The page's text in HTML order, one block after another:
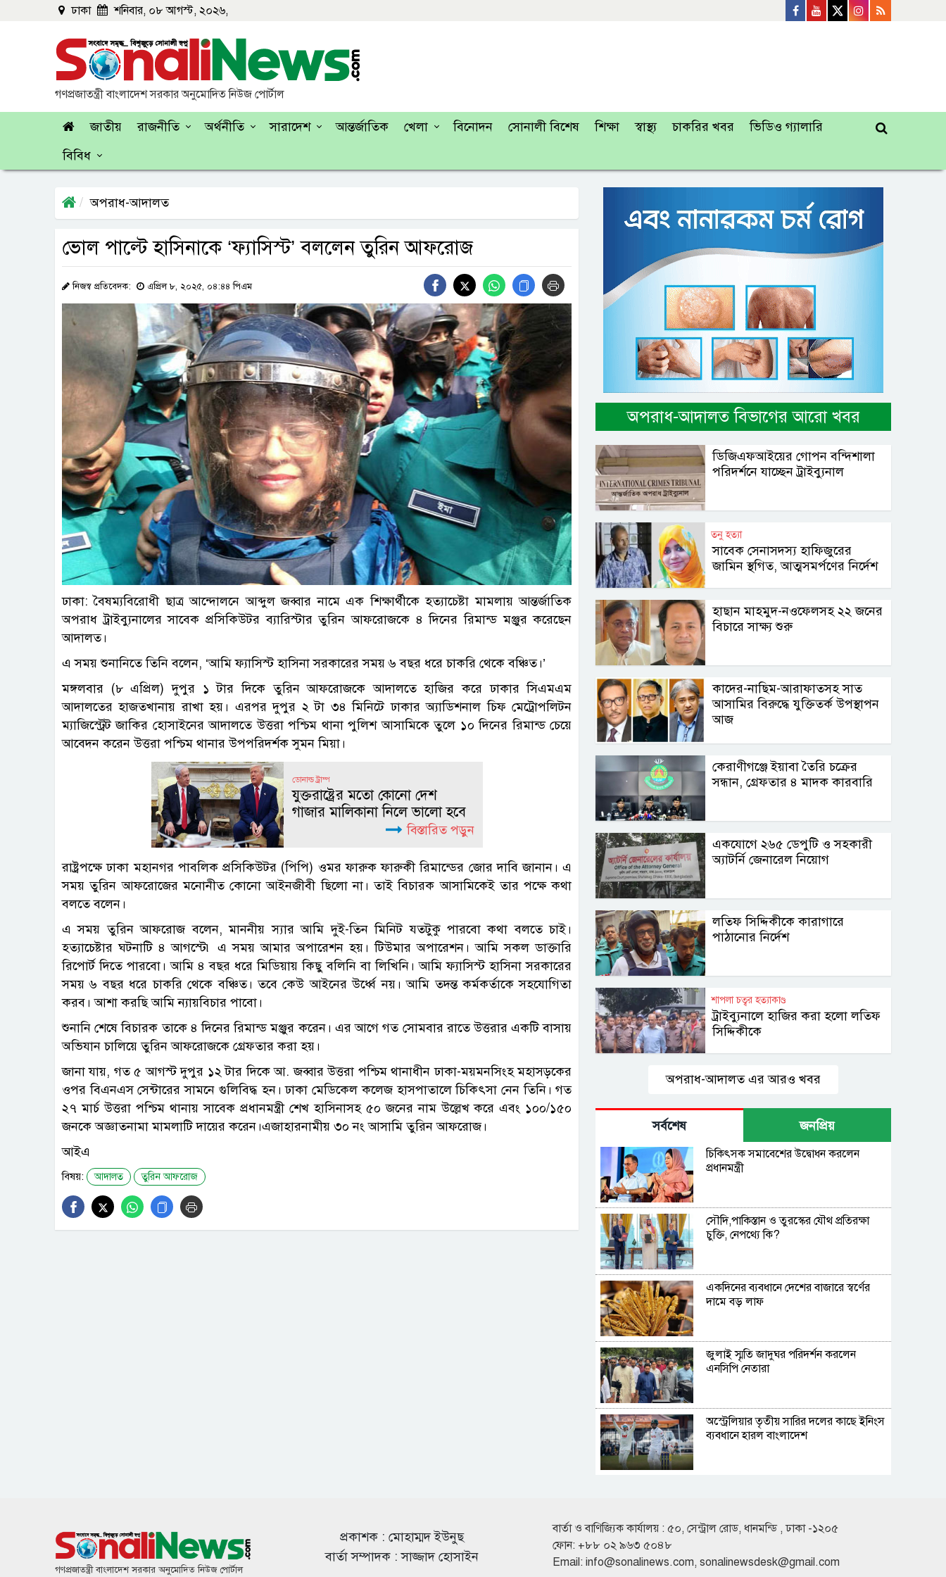
ঢাকা শনিবার, ০৮ আগস্ট, ২০২৬,
গণপ্রজাতন্ত্রী বাংলাদেশ সরকার অনুমোদিত নিউজ পোর্টাল
জাতীয় রাজনীতি অর্থনীতি সারাদেশ আন্তর্জাতিক খেলা বিনোদন সোনালী বিশেষ শিক্ষা স্বাস্থ্য চাকরির খবর
ভিডিও গ্যালারি
বিবিধ
অপরাধ-আদালত
ভোল পাল্টে হাসিনাকে ‘ফ্যাসিস্ট’ বললেন তুরিন আফরোজ
নিজস্ব প্রতিবেদক: এপ্রিল ৮, ২০২৫, ০৪:৪৪ পিএম
ঢাকা: বৈষম্যবিরোধী ছাত্র আন্দোলনে আব্দুল জব্বার নামে এক শিক্ষার্থীকে হত্যাচেষ্টা মামলায় আন্তর্জাতিক
অপরাধ ট্রাইব্যুনালের সাবেক প্রসিকিউটর ব্যারিস্টার তুরিন আফরোজকে ৪ দিনের রিমান্ড মঞ্জুর করেছেন
আদালত।
এ সময় শুনানিতে তিনি বলেন, ‘আমি ফ্যাসিস্ট হাসিনা সরকারের সময় ৬ বছর ধরে চাকরি থেকে বঞ্চিত।’
মঙ্গলবার (৮ এপ্রিল) দুপুর ১ টার দিকে তুরিন আফরোজকে আদালতে হাজির করে ঢাকার সিএমএম
আদালতের হাজতখানায় রাখা হয়। এরপর দুপুর ২ টা ৩৪ মিনিটে ঢাকার অ্যাডিশনাল চিফ মেট্রোপলিটন
ম্যাজিস্ট্রেট জাকির হোসাইনের আদালতে উত্তরা পশ্চিম থানা পুলিশ আসামিকে তুলে ১০ দিনের রিমান্ড চেয়ে
আবেদন করেন উত্তরা পশ্চিম থানার উপপরিদর্শক সুমন মিয়া।
ডোনাল্ড ট্রাম্প
যুক্তরাষ্ট্রের মতো কোনো দেশ
গাজার মালিকানা নিলে ভালো হবে
বিস্তারিত পড়ুন
রাষ্ট্রপক্ষে ঢাকা মহানগর পাবলিক প্রসিকিউটর (পিপি) ওমর ফারুক ফারুকী রিমান্ডের জোর দাবি জানান। এ
সময় তুরিন আফরোজের মনোনীত কোনো আইনজীবী ছিলো না। তাই বিচারক আসামিকেই তার পক্ষে কথা
বলতে বলেন।
এ সময় তুরিন আফরোজ বলেন, মাননীয় স্যার আমি দুই-তিন মিনিট যতটুকু পারবো কথা বলতে চাই।
হত্যাচেষ্টার ঘটনাটি ৪ আগস্টে৷ এ সময় আমার অপারেশন হয়। টিউমার অপারেশন। আমি সকল ডাক্তারি
রিপোর্ট দিতে পারবো। আমি ৪ বছর ধরে মিডিয়ায় কিছু বলিনি বা লিখিনি। আমি ফ্যাসিস্ট হাসিনা সরকারের
সময় ৬ বছর ধরে চাকরি থেকে বঞ্চিত। তবে কেউ আইনের উর্ধ্বে নয়। আমি তদন্ত কর্মকর্তাকে সহযোগিতা
করব। আশা করছি আমি ন্যায়বিচার পাবো।
শুনানি শেষে বিচারক তাকে ৪ দিনের রিমান্ড মঞ্জুর করেন। এর আগে গত সোমবার রাতে উত্তরার একটি বাসায়
অভিযান চালিয়ে তুরিন আফরোজকে গ্রেফতার করা হয়।
জানা যায়, গত ৫ আগস্ট দুপুর ১২ টার দিকে আ. জব্বার উত্তরা পশ্চিম থানাধীন ঢাকা-ময়মনসিংহ মহাসড়কের
ওপর বিএনএস সেন্টারের সামনে গুলিবিদ্ধ হন। ঢাকা মেডিকেল কলেজ হাসপাতালে চিকিৎসা নেন তিনি। গত
২৭ মার্চ উত্তরা পশ্চিম থানায় সাবেক প্রধানমন্ত্রী শেখ হাসিনাসহ ৫০ জনের নাম উল্লেখ করে এবং ১০০/১৫০
জনকে অজ্ঞাতনামা মামলাটি দায়ের করেন।এজাহারনামীয় ৩০ নং আসামি তুরিন আফরোজ।
আইএ
বিষয়: আদালত তুরিন আফরোজ
অপরাধ-আদালত বিভাগের আরো খবর
ডিজিএফআইয়ের গোপন বন্দিশালা
পরিদর্শনে যাচ্ছেন ট্রাইব্যুনাল
তনু হত্যা
সাবেক সেনাসদস্য হাফিজুরের
জামিন স্থগিত, আত্মসমর্পণের নির্দেশ
হাছান মাহমুদ-নওফেলসহ ২২ জনের
বিচারে সাক্ষ্য শুরু
কাদের-নাছিম-আরাফাতসহ সাত
আসামির বিরুদ্ধে যুক্তিতর্ক উপস্থাপন
আজ
কেরাণীগঞ্জে ইয়াবা তৈরি চক্রের
সন্ধান, গ্রেফতার ৪ মাদক কারবারি
একযোগে ২৬৫ ডেপুটি ও সহকারী
অ্যাটর্নি জেনারেল নিয়োগ
লতিফ সিদ্দিকীকে কারাগারে
পাঠানোর নির্দেশ
শাপলা চত্বর হত্যাকাণ্ড
ট্রাইব্যুনালে হাজির করা হলো লতিফ
সিদ্দিকীকে
অপরাধ-আদালত এর আরও খবর
সর্বশেষ জনপ্রিয়
চিকিৎসক সমাবেশের উদ্বোধন করলেন
প্রধানমন্ত্রী
সৌদি,পাকিস্তান ও তুরস্কের যৌথ প্রতিরক্ষা
চুক্তি, নেপথ্যে কি?
একদিনের ব্যবধানে দেশের বাজারে স্বর্ণের
দামে বড় লাফ
জুলাই স্মৃতি জাদুঘর পরিদর্শন করলেন
এনসিপি নেতারা
অস্ট্রেলিয়ার তৃতীয় সারির দলের কাছে ইনিংস
ব্যবধানে হারল বাংলাদেশ
দাম কমার পর দেশের বাজারে আজ স্বর্ণের
ভরি কত?
গণপ্রজাতন্ত্রী বাংলাদেশ সরকার অনুমোদিত নিউজ পোর্টাল
প্রকাশক : মোহাম্মদ ইউনুছ
বার্তা সম্পাদক : সাজ্জাদ হোসাইন
বার্তা ও বাণিজ্যিক কার্যালয় : ৫০, সেন্ট্রাল রোড, ধানমন্ডি , ঢাকা -১২০৫
ফোন: +৮৮ ০২ ৯৬৩ ৫০৪৮
Email: info@sonalinews.com, sonalinewsdesk@gmail.com